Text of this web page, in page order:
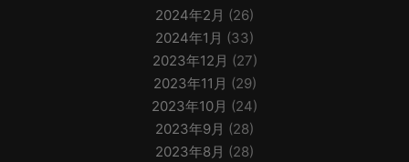
2024年2月 (26)
2024年1月 (33)
2023年12月 (27)
2023年11月 (29)
2023年10月 (24)
2023年9月 (28)
2023年8月 (28)